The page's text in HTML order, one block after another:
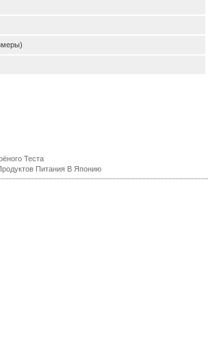
Теста
Питания В Японию